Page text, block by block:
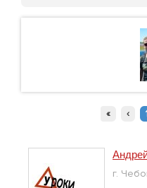
« ‹
г.